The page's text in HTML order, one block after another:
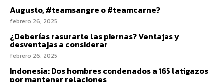
Augusto, #teamsangre o #teamcarne?
febrero 26, 2025
¿Deberías rasurarte las piernas? Ventajas y
desventajas a considerar
febrero 26, 2025
Indonesia: Dos hombres condenados a 165 latigazos
por mantener relaciones